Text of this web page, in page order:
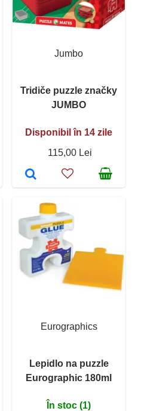
Jumbo
Tridiče puzzle značky
JUMBO
Disponibil în 14 zile
115,00 Lei
Eurographics
Lepidlo na puzzle
Eurographic 180ml
În stoc (1)